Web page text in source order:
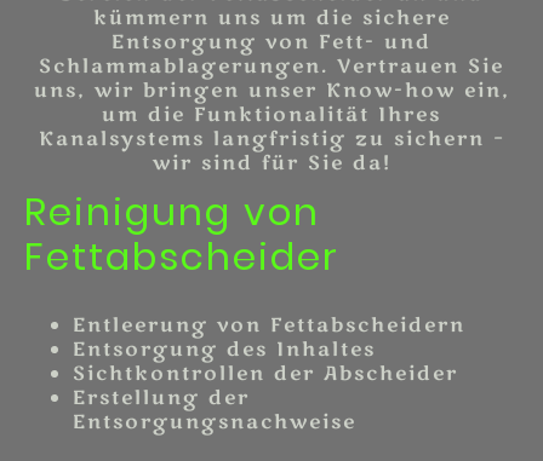
kümmern uns um die sichere
Entsorgung von Fett- und
Schlammablagerungen. Vertrauen Sie
uns, wir bringen unser Know-how ein,
um die Funktionalität Ihres
Kanalsystems langfristig zu sichern –
wir sind für Sie da!
Reinigung von
Fettabscheider
Entleerung von Fettabscheidern
Entsorgung des Inhaltes
Sichtkontrollen der Abscheider
Erstellung der
Entsorgungsnachweise